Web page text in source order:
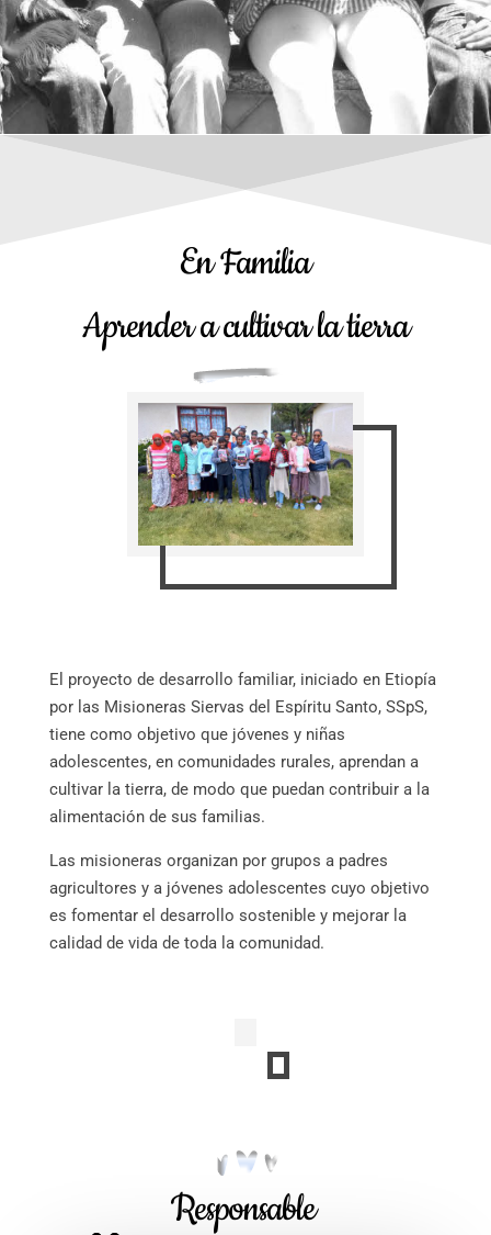
En Familia
Aprender a cultivar la tierra
El proyecto de desarrollo familiar, iniciado en Etiopía
por las Misioneras Siervas del Espíritu Santo, SSpS,
tiene como objetivo que jóvenes y niñas
adolescentes, en comunidades rurales, aprendan a
cultivar la tierra, de modo que puedan contribuir a la
alimentación de sus familias.
Las misioneras organizan por grupos a padres
agricultores y a jóvenes adolescentes cuyo objetivo
es fomentar el desarrollo sostenible y mejorar la
calidad de vida de toda la comunidad.
Responsable